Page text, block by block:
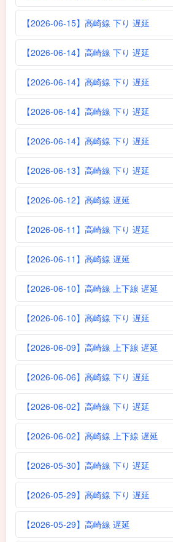
【2026-06-15】高崎線 下り 遅延
【2026-06-14】高崎線 下り 遅延
【2026-06-14】高崎線 下り 遅延
【2026-06-14】高崎線 下り 遅延
【2026-06-14】高崎線 下り 遅延
【2026-06-13】高崎線 下り 遅延
【2026-06-12】高崎線 遅延
【2026-06-11】高崎線 下り 遅延
【2026-06-11】高崎線 遅延
【2026-06-10】高崎線 上下線 遅延
【2026-06-10】高崎線 下り 遅延
【2026-06-09】高崎線 上下線 遅延
【2026-06-06】高崎線 下り 遅延
【2026-06-02】高崎線 下り 遅延
【2026-06-02】高崎線 上下線 遅延
【2026-05-30】高崎線 下り 遅延
【2026-05-29】高崎線 下り 遅延
【2026-05-29】高崎線 遅延